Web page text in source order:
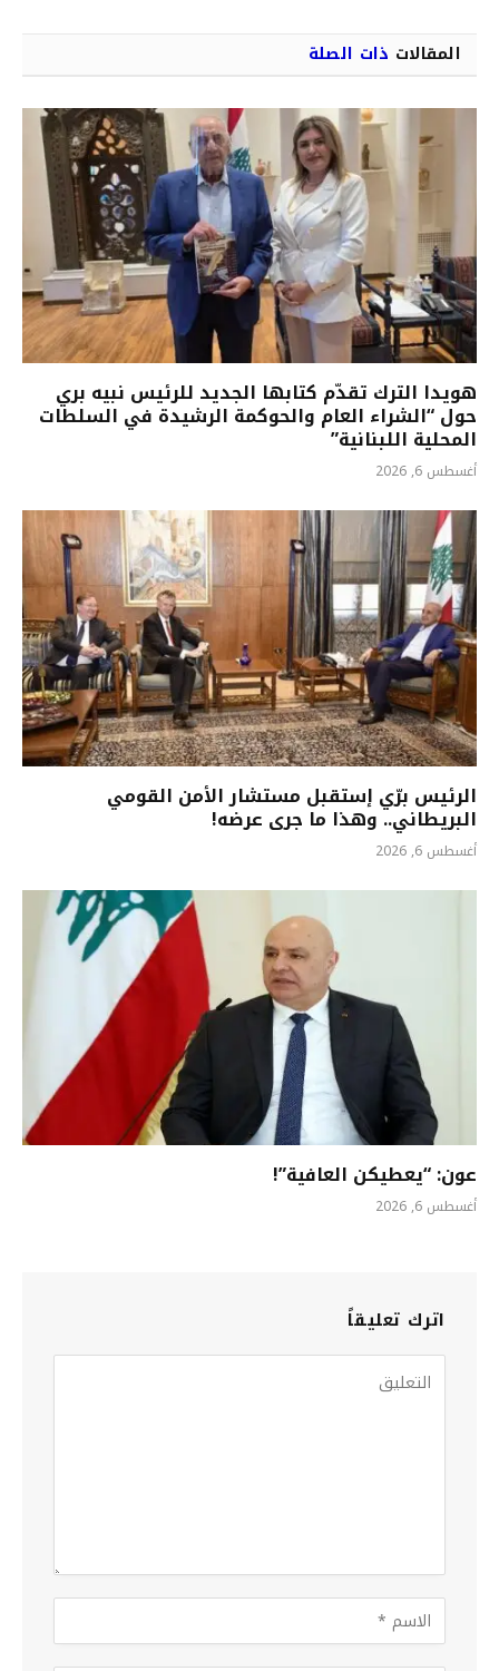
المقالات ذات الصلة
هويدا الترك تقدّم كتابها الجديد للرئيس نبيه بري
حول “الشراء العام والحوكمة الرشيدة في السلطات
المحلية اللبنانية”
أغسطس 6, 2026
الرئيس برّي إستقبل مستشار الأمن القومي
البريطاني.. وهذا ما جرى عرضه!
أغسطس 6, 2026
عون: “يعطيكن العافية”!
أغسطس 6, 2026
اترك تعليقاً